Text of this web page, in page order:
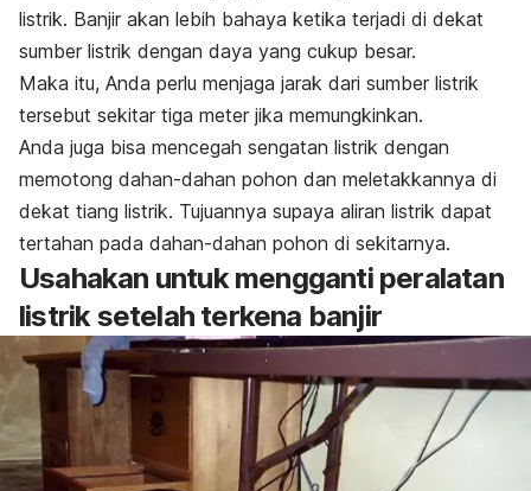
listrik. Banjir akan lebih bahaya ketika terjadi di dekat
sumber listrik dengan daya yang cukup besar.
Maka itu, Anda perlu menjaga jarak dari sumber listrik
tersebut sekitar tiga meter jika memungkinkan.
Anda juga bisa mencegah sengatan listrik dengan
memotong dahan-dahan pohon dan meletakkannya di
dekat tiang listrik. Tujuannya supaya aliran listrik dapat
tertahan pada dahan-dahan pohon di sekitarnya.
Usahakan untuk mengganti peralatan
listrik setelah terkena banjir